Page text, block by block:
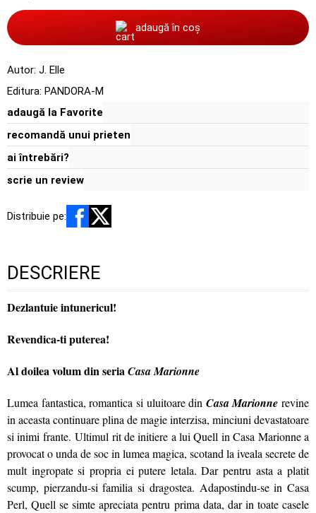
adaugă în coș
Autor: J. Elle
Editura: PANDORA-M
adaugă la Favorite
recomandă unui prieten
ai întrebări?
scrie un review
Distribuie pe:
DESCRIERE
Dezlantuie intunericul!
Revendica-ti puterea!
Al doilea volum din seriaCasa Marionne
Lumea fantastica, romantica si uluitoare din Casa Marionne revine
in aceasta continuare plina de magie interzisa, minciuni devastatoare
si inimi frante. Ultimul rit de initiere a lui Quell in Casa Marionne a
provocat o unda de soc in lumea magica, scotand la iveala secrete de
mult ingropate si propria ei putere letala. Dar pentru asta a platit
scump, pierzandu-si familia si dragostea. Adapostindu-se in Casa
Perl, Quell se simte apreciata pentru prima data, dar in toate casele